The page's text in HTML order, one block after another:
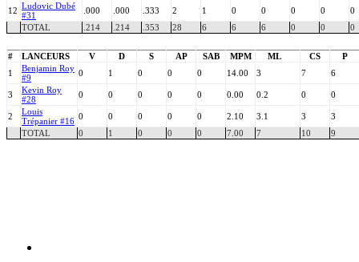
12 Ludovic Dubé
#31
.000 .000 .333 2 1 0 0 0 0
0
TOTAL
.214 .214 .353 28 6 6 6 0 0 0
# LANCEURS V D S AP SAB MPM ML CS
P
1
Benjamin Roy
#9
0 1 0 0 0 14.00 3 7 6
3
Kevin Roy
#28
0 0 0 0 0 0.00 0.2 0 0
2
Louis
Trépanier #16 0 0 0 0 0 2.10 3.1 3
3
TOTAL
0 1 0 0 0 7.00 7 10 9